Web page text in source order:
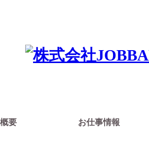
要 お仕事情報